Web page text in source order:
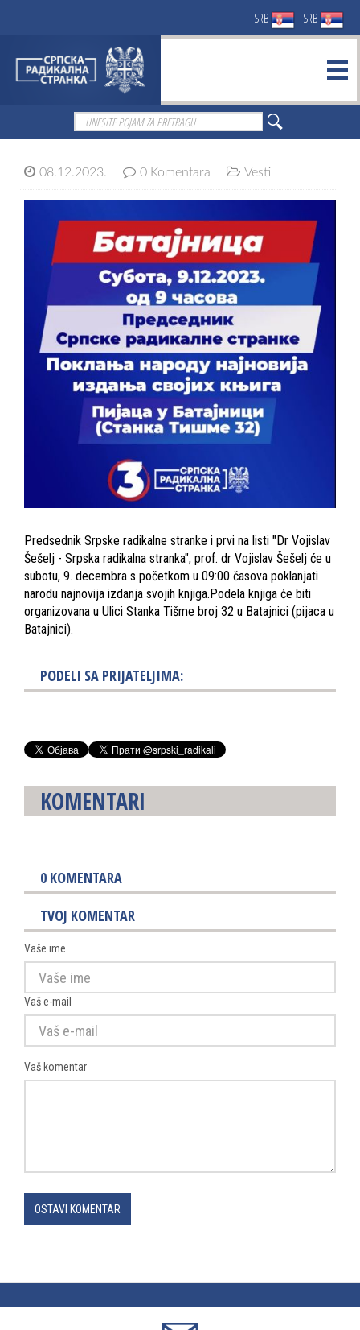
SRB SRB
08.12.2023. 0 Komentara Vesti
Predsednik Srpske radikalne stranke i prvi na listi "Dr Vojislav
Šešelj - Srpska radikalna stranka", prof. dr Vojislav Šešelj će u
subotu, 9. decembra s početkom u 09:00 časova poklanjati
narodu najnovija izdanja svojih knjiga.Podela knjiga će biti
organizovana u Ulici Stanka Tišme broj 32 u Batajnici (pijaca u
Batajnici).
PODELI SA PRIJATELJIMA:
KOMENTARI
0 KOMENTARA
TVOJ KOMENTAR
Vaše ime
Vaš e-mail
Vaš komentar
OSTAVI KOMENTAR